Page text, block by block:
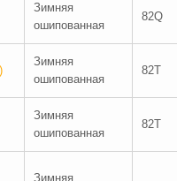
Зимняя
ошипованная
82Q
Зимняя
ошипованная
82T
Зимняя
ошипованная
82T
Зимняя